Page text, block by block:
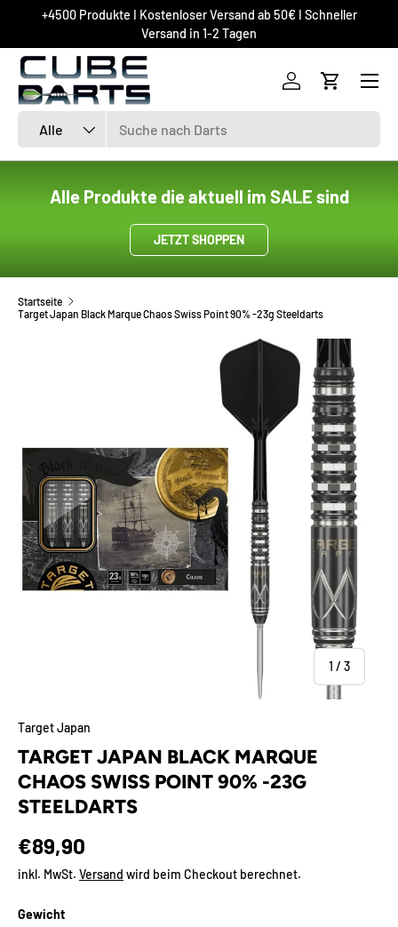
DIREKT ZUM INHALT
+4500 Produkte I Kostenloser Versand ab 50€ I Schneller
Versand in 1-2 Tagen
Alle
Einloggen
Alle Produkte die aktuell im SALE sind
JETZT SHOPPEN
Startseite
Target Japan Black Marque Chaos Swiss Point 90% -23g Steeldarts
ZU PRODUKTINFORMATIONEN SPRINGEN
1 / von
3
Target Japan
TARGET JAPAN BLACK MARQUE
CHAOS SWISS POINT 90% -23G
STEELDARTS
Normaler Preis
€89,90
inkl. MwSt. Versand wird beim Checkout berechnet.
Gewicht